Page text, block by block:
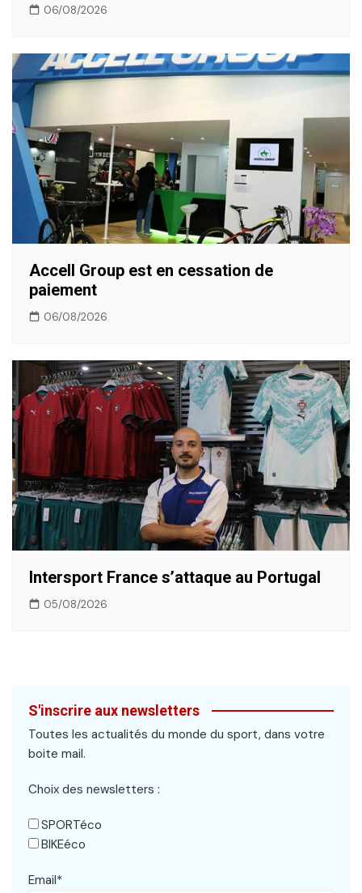
06/08/2026
Accell Group est en cessation de
paiement
06/08/2026
Intersport France s’attaque au Portugal
05/08/2026
S'inscrire aux newsletters
Toutes les actualités du monde du sport, dans votre
boite mail.
Choix des newsletters :
SPORTéco
BIKEéco
Email*